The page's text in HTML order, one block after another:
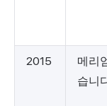
2015
메리
습니